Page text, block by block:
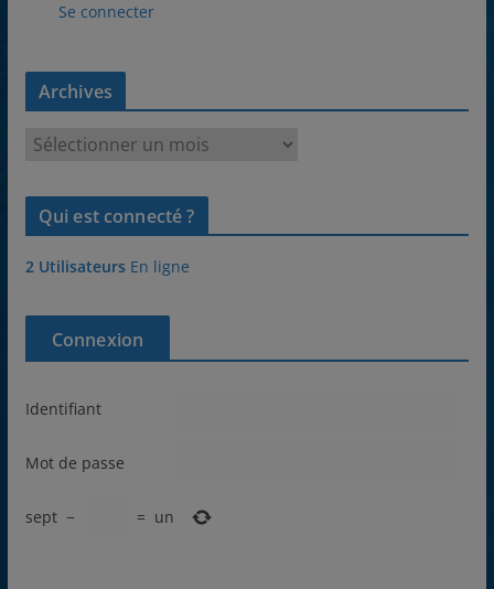
Se connecter
Archives
c
v
Qui est connecté ?
2 Utilisateurs En ligne
Connexion
Identifiant
Mot de passe
sept − = un